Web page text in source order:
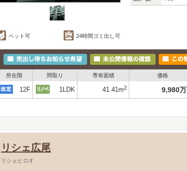
ペット可 24時間ゴミ出し可
所在階 間取り 専有面積 価格
12F 1LDK 41.41m2 9,980万
リシェ広尾
リシェヒロオ